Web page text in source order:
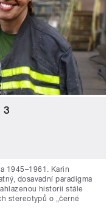
3
1945–1961. Karin
dosavadní paradigma
historii stále
stereotypů o „černé